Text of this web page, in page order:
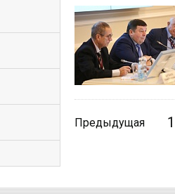
Предыдущая 1